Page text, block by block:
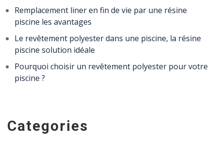
Remplacement liner en fin de vie par une résine
piscine les avantages
Le revêtement polyester dans une piscine, la résine
piscine solution idéale
Pourquoi choisir un revêtement polyester pour votre
piscine ?
Categories